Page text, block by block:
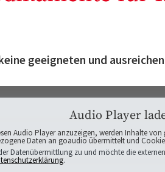
geeigneten und
Audio Player
Audio Player anzuzeigen, werden Inhalte
Daten an goaudio übermittelt und
Datenübermittlung zu und möchte die
.